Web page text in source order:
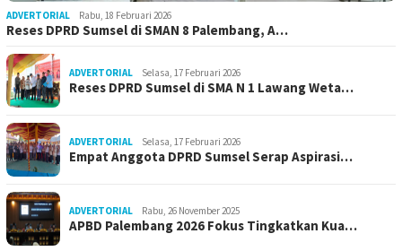
ADVERTORIAL Rabu, 18 Februari 2026
Reses DPRD Sumsel di SMAN 8 Palembang, A…
ADVERTORIAL Selasa, 17 Februari 2026
Reses DPRD Sumsel di SMA N 1 Lawang Weta…
ADVERTORIAL Selasa, 17 Februari 2026
Empat Anggota DPRD Sumsel Serap Aspirasi…
ADVERTORIAL Rabu, 26 November 2025
APBD Palembang 2026 Fokus Tingkatkan Kua…